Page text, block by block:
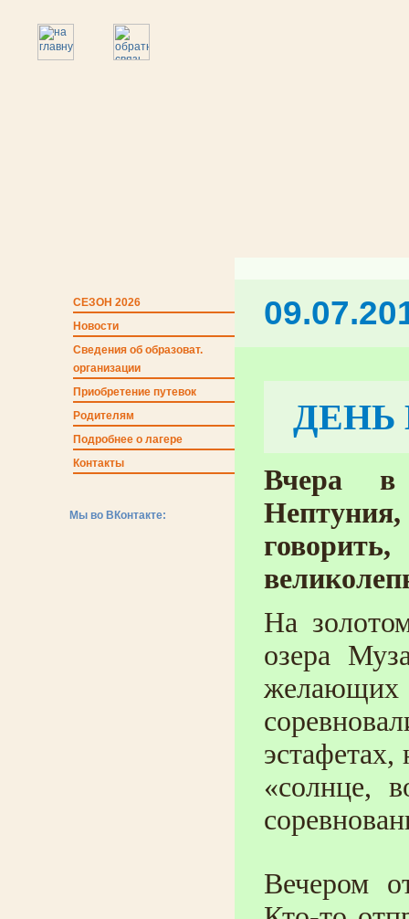
СЕЗОН 2026
Новости
Сведения об образоват.
организации
Приобретение путевок
Родителям
Подробнее о лагере
Контакты
Мы во ВКонтакте:
ДЕНЬ
Вчера в
На
озера
«солнце,
Вечером